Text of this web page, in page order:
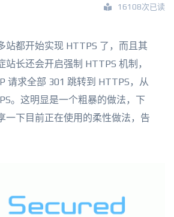
16108次已读
站都开始实现 HTTPS 了，而且其
站长还会开启强制 HTTPS 机制，
请求全部 301 跳转到 HTTPS，从
。这明显是一个粗暴的做法，下
一下目前正在使用的柔性做法，告